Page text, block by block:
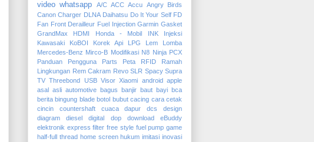
video whatsapp A/C ACC Accu Angry Birds
Canon Charger DLNA Daihatsu Do It Your Self FD
Fan Front Derailleur Fuel Injection Garmin Gasket
GrandMax
HDMI Honda - Mobil INK
Injeksi
Kawasaki
KoBOI Korek Api LPG Lem
Lomba
Mercedes-Benz Mirco-B Modifikasi N8 Ninja PCX
Panduan Pengguna
Parts Peta RFID
Ramah
Lingkungan Rem Cakram Revo SLR Spacy Supra
TV Threebond USB Visor Xiaomi android apple
asal
asli automotive bagus banjir baut bayi bca
berita bingung blade botol bubut cacing cara cetak
cincin
countershaft cuaca dapur dcs
design
diagram
diesel digital dop download
eBuddy
elektronik express filter free style fuel pump game
half-full thread home screen hukum imitasi inovasi